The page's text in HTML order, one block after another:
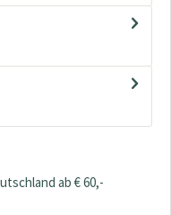
ab € 60,-